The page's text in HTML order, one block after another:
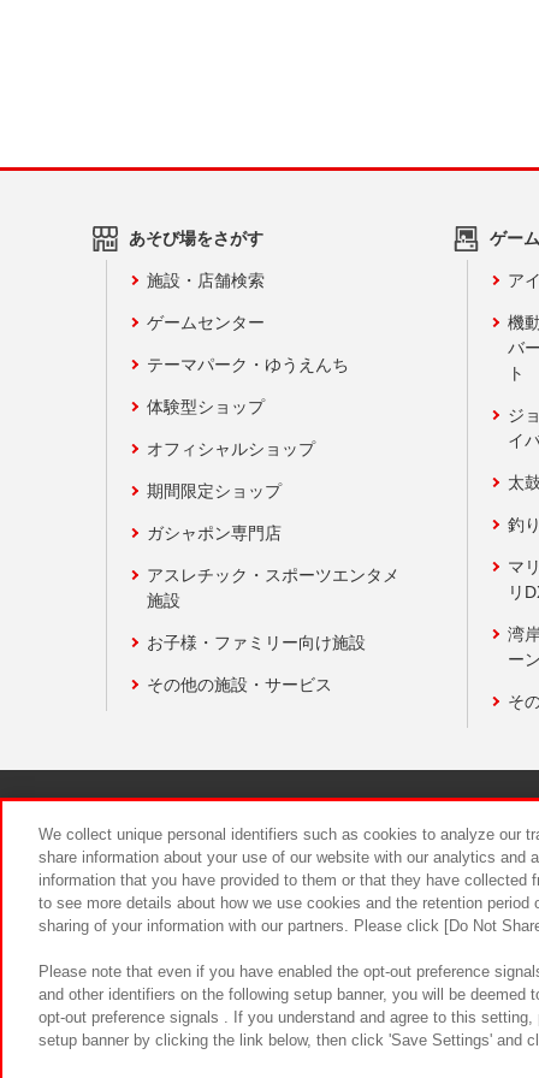
あそび場をさがす
施設・店舗検索
ゲームセンター
テーマパーク・ゆうえんち
体験型ショップ
オフィシャルショップ
期間限定ショップ
ガシャポン専門店
アスレチック・スポーツエンタメ
施設
お子様・ファミリー向け施設
その他の施設・サービス
ゲー
ア
機
バ
ト
ジ
イ
太
釣
マ
リ
湾
ー
そ
食品のご
We collect unique personal identifiers such as cookies to analyze our
share information about your use of our website with our analytics and
information that you have provided to them or that they have
to see more details about how we use cookies and the retention
sharing of your information with our partners. Please click [Do Not
Please note that even if you have enabled the opt-out preference
and other identifiers on the following setup banner, you will be
opt-out preference signals . If you understand and agree to this
setup banner by clicking the link below, then click 'Save Settings' and